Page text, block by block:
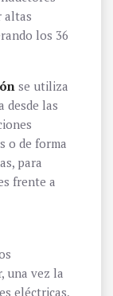
altas
los 36
se utiliza
desde las
o de forma
para
frente a
una vez la
eléctricas,